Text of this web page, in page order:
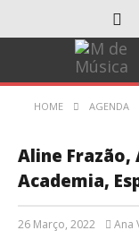
HOME AGENDA
Aline Frazão,
Academia,
26 Março, 2022 Ana